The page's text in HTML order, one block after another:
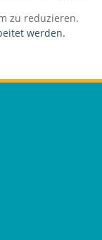
zu reduzieren.
werden.